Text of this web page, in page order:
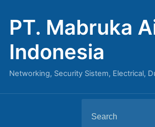
PT. Mabruka
Indonesia
Networking, Security Sistem, Electrical,
for: